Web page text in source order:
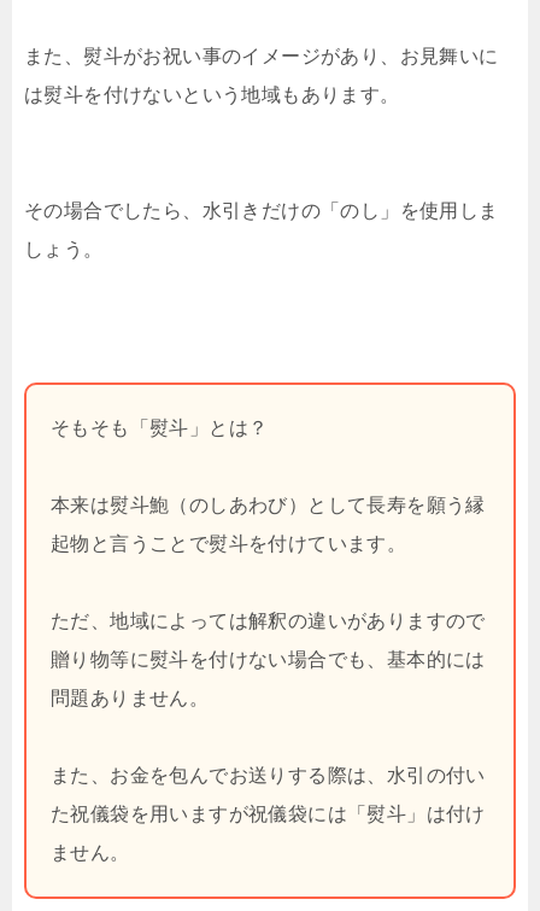
また、熨斗がお祝い事のイメージがあり、お見舞いに
は熨斗を付けないという地域もあります。
その場合でしたら、水引きだけの「のし」を使用しま
しょう。
そもそも「熨斗」とは？
本来は熨斗鮑（のしあわび）として長寿を願う縁
起物と言うことで熨斗を付けています。
ただ、地域によっては解釈の違いがありますので
贈り物等に熨斗を付けない場合でも、基本的には
問題ありません。
また、お金を包んでお送りする際は、水引の付い
た祝儀袋を用いますが祝儀袋には「熨斗」は付け
ません。